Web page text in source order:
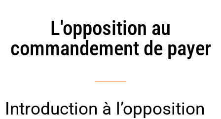
L'opposition au
commandement de payer
Introduction à l’opposition